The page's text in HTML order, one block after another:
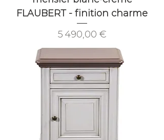
FLAUBERT - finition charme
Prix
5 490,00 €